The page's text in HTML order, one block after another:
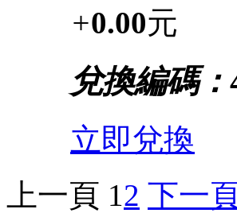
+0.00元
兌換編碼：
立即兌換
上一頁 1 2 下一